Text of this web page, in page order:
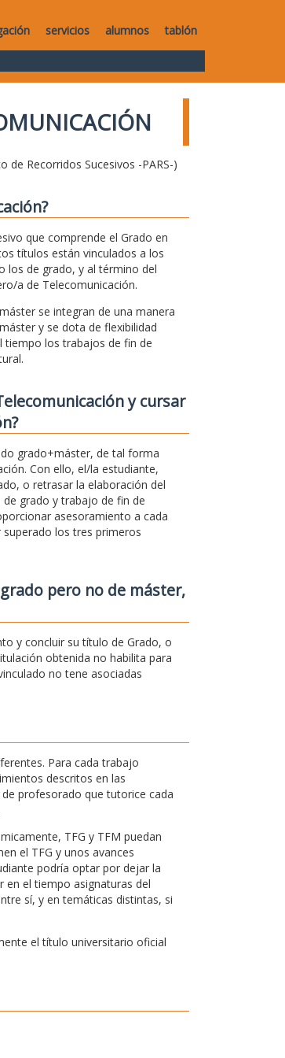
servicios alumnos tablón
de Recorridos Sucesivos -PARS-)
que comprende el Grado en
títulos están vinculados a los
los de grado, y al término del
a de Telecomunicación.
se integran de una manera
y se dota de flexibilidad
tiempo los trabajos de fin de
y cursar
grado+máster, de tal forma
Con ello, el/la estudiante,
o retrasar la elaboración del
grado y trabajo de fin de
asesoramiento a cada
los tres primeros
pero no de máster,
y concluir su título de Grado, o
obtenida no habilita para
no tene asociadas
Para cada trabajo
descritos en las
profesorado que tutorice cada
TFG y TFM puedan
el TFG y unos avances
podría optar por dejar la
en el tiempo asignaturas del
sí, y en temáticas distintas, si
el título universitario oficial